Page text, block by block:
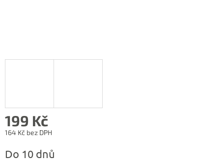
199 Kč
164 Kč bez DPH
cena:
Do 10 dnů